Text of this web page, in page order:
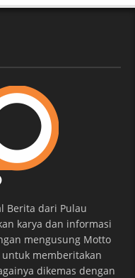
Berita dari Pulau
karya dan informasi
mengusung Motto
untuk memberitakan
dikemas dengan